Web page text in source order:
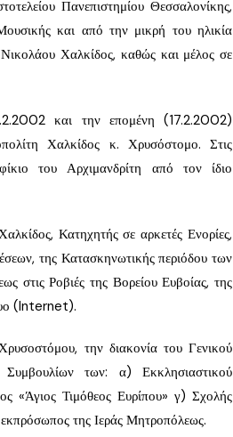
Πανεπιστημίου Θεσσαλονίκης,
και από την μικρή του ηλικία
Χαλκίδος, καθώς και μέλος σε
και την επομένη (17.2.2002)
Χαλκίδος κ. Χρυσόστομο. Στις
του Αρχιμανδρίτη από τον ίδιο
Κατηχητής σε αρκετές Ενορίες,
της Κατασκηνωτικής περιόδου των
στις Ροβιές της Βορείου Ευβοίας, της
(Internet).
την διακονία του Γενικού
των: α) Εκκλησιαστικού
«Άγιος Τιμόθεος Ευρίπου» γ) Σχολής
της Ιεράς Μητροπόλεως.